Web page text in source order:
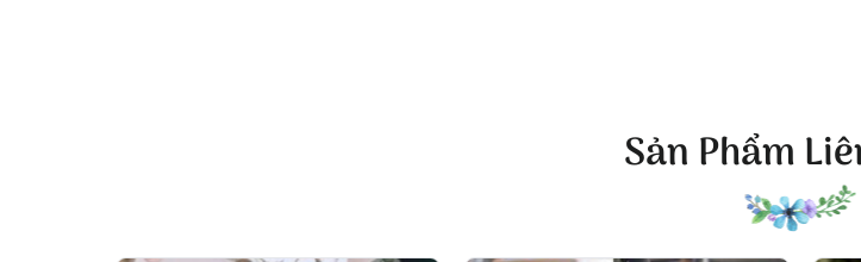
tím thả rủ nhẹ nhàng mang lại cảm giác trang nhã. Khi đặt
ấn tượng thanh lịch ngay lập tức mà vẫn giữ được chất hiện
Hộp hoa tươi “Ái tình” – Trải nghiệm và
Sản Phẩm